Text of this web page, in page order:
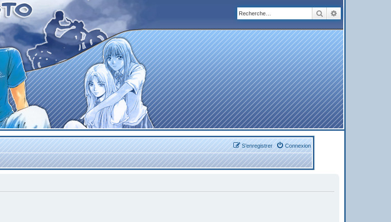
Rechercher
Connexion
S’enregistrer